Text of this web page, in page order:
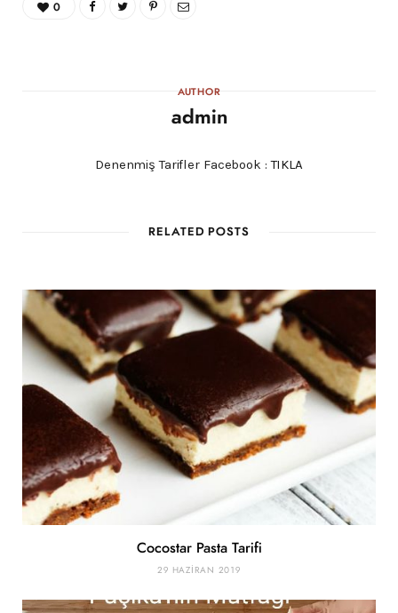
0
AUTHOR
admin
Denenmiş Tarifler Facebook :TIKLA
RELATED POSTS
Cocostar Pasta Tarifi
29 HAZIRAN 2019